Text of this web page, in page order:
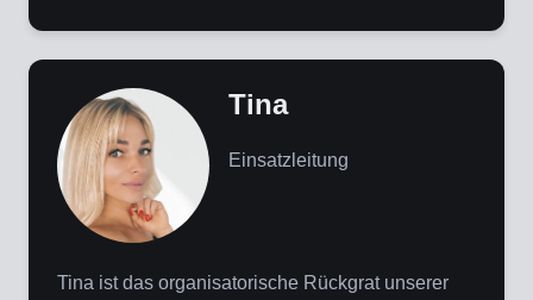
Tina
Einsatzleitung
Tina ist das organisatorische Rückgrat unserer